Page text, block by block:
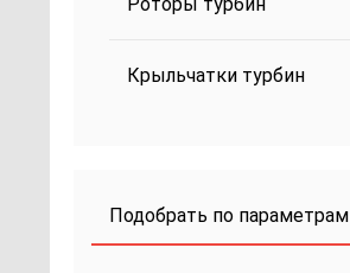
Крыльчатки турбин
Подобрать по параметрам